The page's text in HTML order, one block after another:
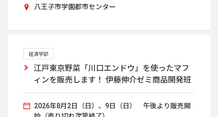
八王子市学園都市センター
経済学部
江戸東京野菜「川口エンドウ」を使ったマフ
ィンを販売します！ 伊藤伸介ゼミ商品開発班
2026年8月2日（日）、9日（日） 午後より販売開